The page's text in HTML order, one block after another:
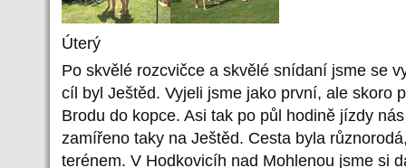
Úterý
Po skvělé rozcvičce a skvělé snídaní jsme se
cíl byl Ještěd. Vyjeli jsme jako první, ale skoro
Brodu do kopce. Asi tak po půl hodině jízdy
zamířeno taky na Ještěd. Cesta byla
terénem. V Hodkovicíh nad Mohlenou jsme si